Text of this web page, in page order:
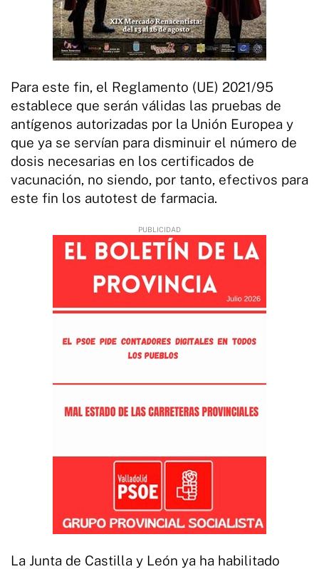
Para este fin, el Reglamento (UE) 2021/95
establece que serán válidas las pruebas de
antígenos autorizadas por la Unión Europea y
que ya se servían para disminuir el número de
dosis necesarias en los certificados de
vacunación, no siendo, por tanto, efectivos para
este fin los autotest de farmacia.
La Junta de Castilla y León ya ha habilitado